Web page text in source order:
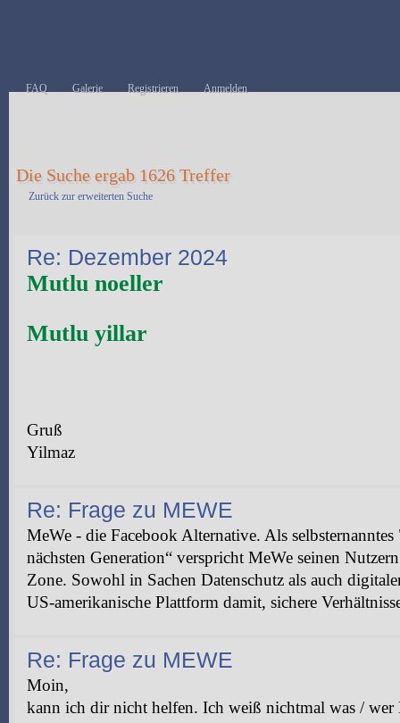
FAQ Galerie Registrieren Anmelden
Die Suche ergab 1626 Treffer
Zurück zur erweiterten Suche
Re: Dezember 2024
Mutlu noeller
Mutlu yillar
Gruß
Yilmaz
Re: Frage zu MEWE
MeWe - die Facebook Alternative. Als
nächsten Generation“ verspricht MeWe seinen
Zone. Sowohl in Sachen Datenschutz als auch
US-amerikanische Plattform damit, sichere
Re: Frage zu MEWE
Moin,
kann ich dir nicht helfen. Ich weiß nichtmal was /